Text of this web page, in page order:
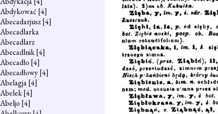
Abdykować [4]
Abecadarjusz[4]
Abecadlarka
Abecadlarz
Abecadlnik[4]
Abecadło [4]
Abecadłowy[4]
Abelagja[4]
Abelek[4]
Abeljo [4]